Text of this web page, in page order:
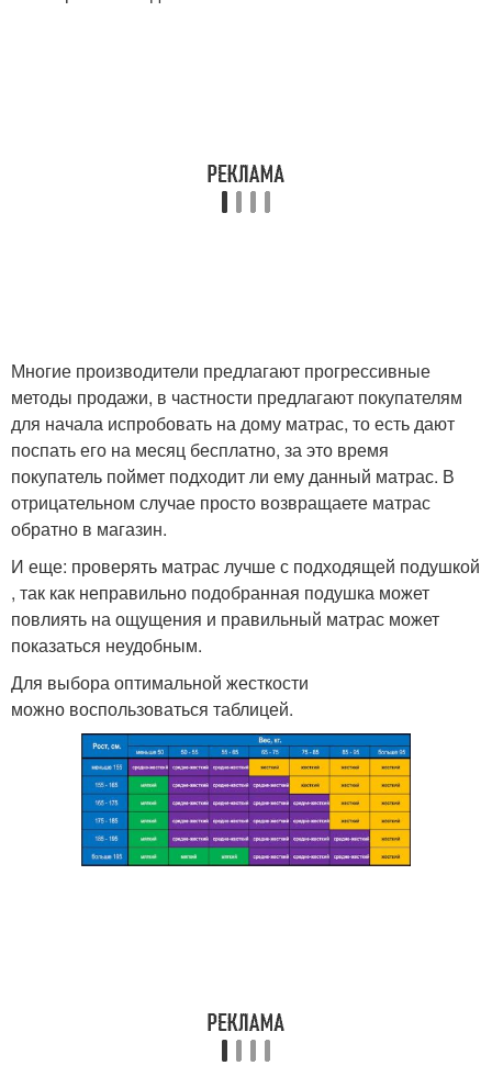
Многие производители предлагают прогрессивные
методы продажи, в частности предлагают покупателям
для начала испробовать на дому матрас, то есть дают
поспать его на месяц бесплатно, за это время
покупатель поймет подходит ли ему данный матрас. В
отрицательном случае просто возвращаете матрас
обратно в магазин.
И еще: проверять матрас лучше с подходящей подушкой
, так как неправильно подобранная подушка может
повлиять на ощущения и правильный матрас может
показаться неудобным.
Для выбора оптимальной жесткости
можно воспользоваться таблицей.